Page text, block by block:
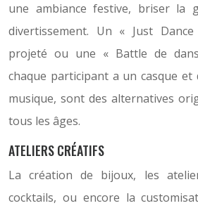
une ambiance festive, briser la
divertissement. Un « Just
projeté ou une « Battle de
chaque participant a un casque
musique, sont des alternatives
tous les âges.
ATELIERS CRÉATIFS
La création de bijoux, les
cocktails, ou encore la